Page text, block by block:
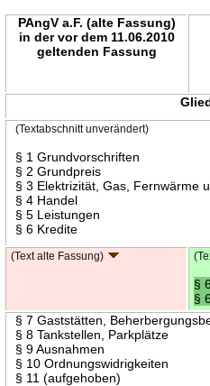
PAngV a.F. (alte Fassung)
in der vor dem 11.06.2010
geltenden Fassung
(Textabschnitt unverändert)
§ 1 Grundvorschriften
§ 2 Grundpreis
§ 3 Elektrizität, Gas, Fernwärme
§ 4 Handel
§ 5 Leistungen
§ 6 Kredite
(Text alte Fassung)
§
§
§ 7 Gaststätten,
§ 8 Tankstellen, Parkplätze
§ 9 Ausnahmen
§ 10 Ordnungswidrigkeiten
§ 11 (aufgehoben)